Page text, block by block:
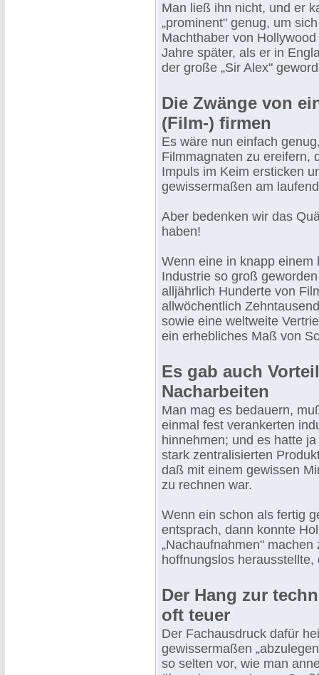
Man ließ ihn nicht, und er
„prominent" genug, um
Machthaber von
Jahre später, als er in
der große „Sir Alex"
Die Zwänge von
(Film-) firmen
Es wäre nun einfach
Filmmagnaten zu ereifern,
Impuls im Keim ersticken
gewissermaßen am
Aber bedenken wir das
haben!
Wenn eine in knapp
Industrie so groß
alljährlich Hunderte von
allwöchentlich
sowie eine weltweite
ein erhebliches Maß von
Es gab auch
Nacharbeiten
Man mag es bedauern,
einmal fest verankerten
hinnehmen; und es hatte
stark zentralisierten
daß mit einem gewissen
zu rechnen war.
Wenn ein schon als fertig
entsprach, dann konnte
„Nachaufnahmen"
hoffnungslos
Der Hang zur
oft teuer
Der Fachausdruck dafür
gewissermaßen
so selten vor, wie man